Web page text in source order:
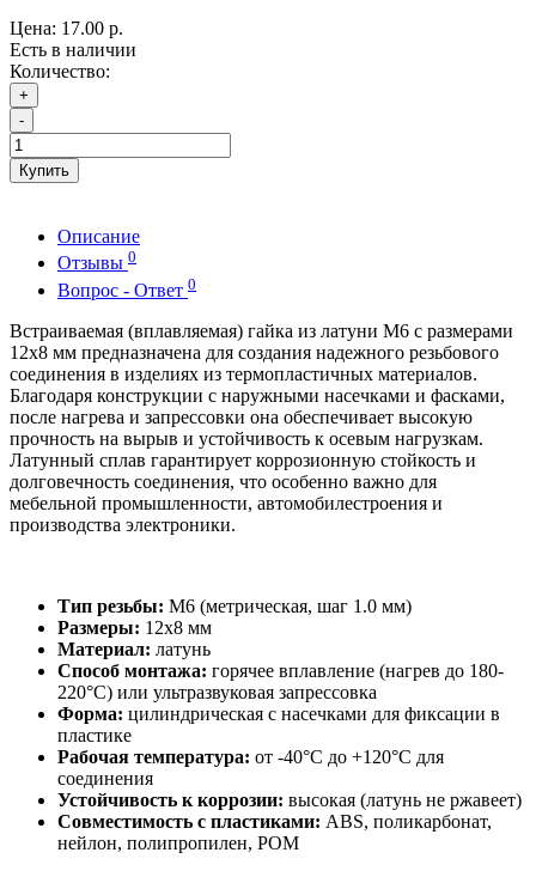
Цена: 17.00 р.
Есть в наличии
Количество:
+
-
Купить
Описание
Отзывы 0
Вопрос - Ответ 0
Встраиваемая (вплавляемая) гайка из латуни М6 с размерами
12х8 мм предназначена для создания надежного резьбового
соединения в изделиях из термопластичных материалов.
Благодаря конструкции с наружными насечками и фасками,
после нагрева и запрессовки она обеспечивает высокую
прочность на вырыв и устойчивость к осевым нагрузкам.
Латунный сплав гарантирует коррозионную стойкость и
долговечность соединения, что особенно важно для
мебельной промышленности, автомобилестроения и
производства электроники.
Тип резьбы: М6 (метрическая, шаг 1.0 мм)
Размеры: 12х8 мм
Материал: латунь
Способ монтажа: горячее вплавление (нагрев до 180-
220°C) или ультразвуковая запрессовка
Форма: цилиндрическая с насечками для фиксации в
пластике
Рабочая температура: от -40°C до +120°C для
соединения
Устойчивость к коррозии: высокая (латунь не ржавеет)
Совместимость с пластиками: ABS, поликарбонат,
нейлон, полипропилен, POM